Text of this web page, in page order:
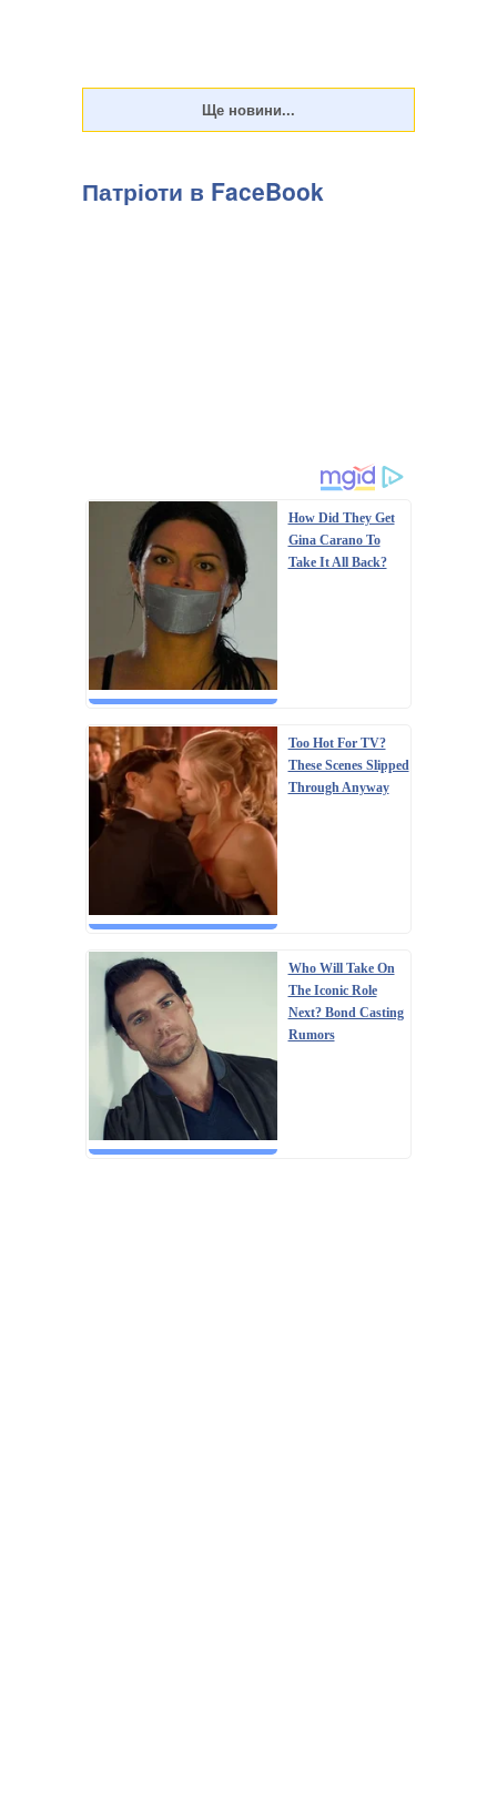
Патріоти в FaceBook
How Did They Get
Gina Carano To
Take It All Back?
Too Hot For TV?
These Scenes Slipped
Through Anyway
Who Will Take On
The Iconic Role
Next? Bond Casting
Rumors